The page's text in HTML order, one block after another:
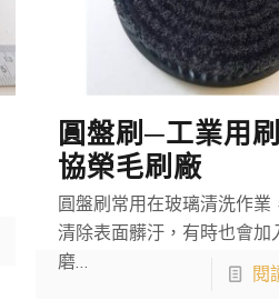
圓盤刷─工業用
協榮毛刷廠
圓盤刷常用在玻璃清洗作業
清除表面髒汙，有時也會加
磨…
閱